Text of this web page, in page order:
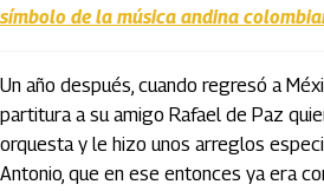
símbolo de la música andina
Un año después, cuando regresó a
partitura a su amigo Rafael de Paz
orquesta y le hizo unos arreglos
Antonio, que en ese entonces ya era